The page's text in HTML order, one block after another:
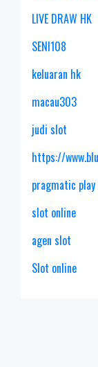
LIVE DRAW HK
SENI108
keluaran hk
macau303
judi slot
https://
pragmatic play
slot online
agen slot
Slot online